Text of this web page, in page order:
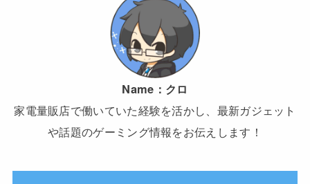
Name： クロ
家電量販店で働いていた経験を活かし、最新ガジェット
や話題のゲーミング情報をお伝えします！